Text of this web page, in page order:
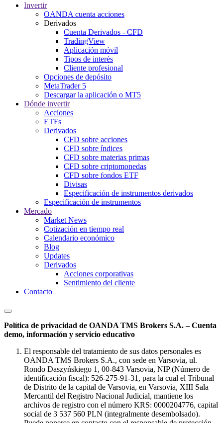
Invertir
OANDA cuenta acciones
Derivados
Cuenta Derivados - CFD
TradingView
Aplicación móvil
Tipos de interés
Cliente profesional
Opciones de depósito
MetaTrader 5
Descargar la aplicación o MT5
Dónde invertir
Acciones
ETFs
Derivados
CFD sobre acciones
CFD sobre índices
CFD sobre materias primas
CFD sobre criptomonedas
CFD sobre fondos ETF
Divisas
Especificación de instrumentos derivados
Especificación de instrumentos
Mercado
Market News
Cotización en tiempo real
Calendario económico
Blog
Updates
Derivados
Acciones corporativas
Sentimiento del cliente
Contacto
Política de privacidad de OANDA TMS Brokers S.A. – Cuenta
demo, información y servicio educativo
El responsable del tratamiento de sus datos personales es
OANDA TMS Brokers S.A., con sede en Varsovia, ul.
Rondo Daszyńskiego 1, 00-843 Varsovia, NIP (Número de
identificación fiscal): 526-275-91-31, para la cual el Tribunal
de Distrito de la capital de Varsovia, en Varsovia, XIII Sala
Mercantil del Registro Nacional Judicial, mantiene los
archivos de registro con el número KRS: 0000204776, capital
social de 3 537 560 PLN (integralmente desembolsado).